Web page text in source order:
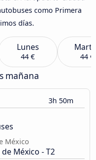
como Primera
días.
Lunes
44 € 44 €
mañana
3h 50m
México
México - T2